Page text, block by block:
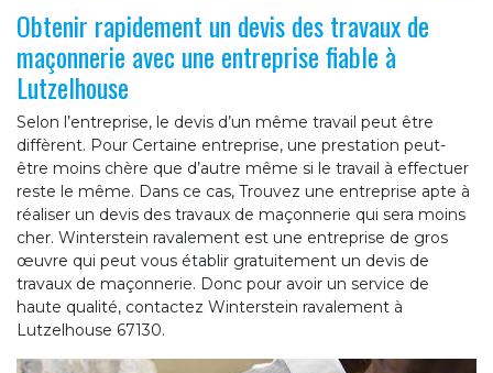
Obtenir rapidement un devis des travaux de
maçonnerie avec une entreprise fiable à
Lutzelhouse
Selon l’entreprise, le devis d’un même travail peut être
diffèrent. Pour Certaine entreprise, une prestation peut-
être moins chère que d’autre même si le travail à effectuer
reste le même. Dans ce cas, Trouvez une entreprise apte à
réaliser un devis des travaux de maçonnerie qui sera moins
cher. Winterstein ravalement est une entreprise de gros
œuvre qui peut vous établir gratuitement un devis de
travaux de maçonnerie. Donc pour avoir un service de
haute qualité, contactez Winterstein ravalement à
Lutzelhouse 67130.